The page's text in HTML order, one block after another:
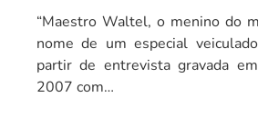
“Maestro Waltel, o menino do
nome de um especial
partir de entrevista gravada
2007 com…